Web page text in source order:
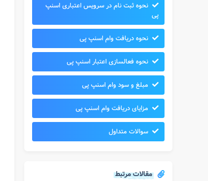
نحوه ثبت نام در سرویس اعتباری اسنپ
پی
نحوه دریافت وام اسنپ پی
نحوه فعالسازی اعتبار اسنپ پی
مبلغ و سود وام اسنپ پی
مزایای دریافت وام اسنپ پی
سوالات متداول
مقالات مرتبط